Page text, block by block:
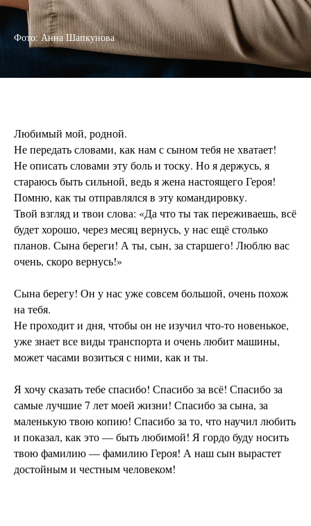
Фото: Анна Шапкунова
Любимый мой, родной.
Не передать словами, как нам с сыном тебя не хватает!
Не описать словами эту боль и тоску. Но я держусь, я
стараюсь быть сильной, ведь я жена настоящего Героя!
Помню, как ты отправлялся в эту командировку.
Твой взгляд и твои слова: «Да что ты так переживаешь, всё
будет хорошо, через месяц вернусь, у нас ещё столько
планов. Сына береги! А ты, сын, за старшего! Люблю вас
очень, скоро вернусь!»
Сына берегу! Он у нас уже совсем большой, очень похож
на тебя.
Не проходит и дня, чтобы он не изучил что-то новенькое,
уже знает все виды транспорта и очень любит машины,
может часами возиться с ними, как и ты.
Я хочу сказать тебе спасибо! Спасибо за всё! Спасибо за
самые лучшие 7 лет моей жизни! Спасибо за сына, за
маленькую твою копию! Спасибо за то, что научил любить
и показал, как это — быть любимой! Я гордо буду носить
твою фамилию — фамилию Героя! А наш сын вырастет
достойным и честным человеком!